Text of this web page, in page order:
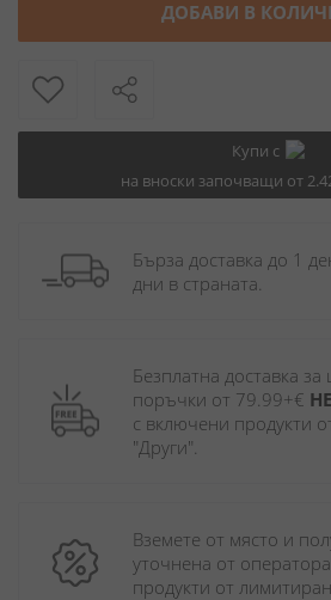
ДОБАВИ В
Купи с
на вноски започващи от
Бърза доставка до 1
дни в страната.
Безплатна доставка
поръчки от 79.99+€ НЕ
с включени продукти
"Други".
Вземете от място и
уточнена от
продукти от